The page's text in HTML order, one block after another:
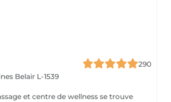
290
Belair L-1539
et centre de wellness se trouve